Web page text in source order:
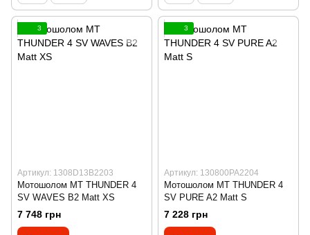
3
Артикул: 1308D13B2203
Мотошолом MT THUNDER 4
SV WAVES B2 Matt XS
7 748 грн
3
Артикул: 130800PA2204
Мотошолом MT THUNDER 4
SV PURE A2 Matt S
7 228 грн